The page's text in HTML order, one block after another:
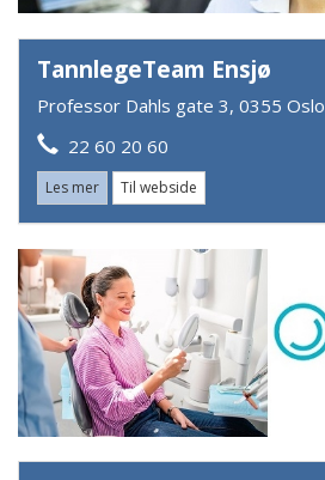
TannlegeTeam Ensjø
Professor Dahls gate 3, 0355 Oslo
22 60 20 60
Les mer Til webside